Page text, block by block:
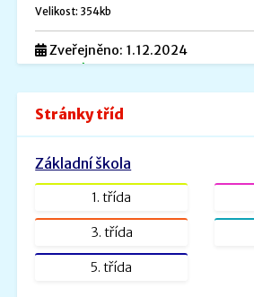
Velikost: 354kb
Zveřejněno: 1.12.2024
Povinné informace
Povinné informace.pdf
Velikost: 240kb
ŠVP PV _ MŠ Rybička
ŠVP PV Rybička_web.doc.pdf
Zveřejněno: 31.1.2022
ŠVP - Veselá školička
Stránky tříd
Základní škola
1. třída
3. třída
5. třída